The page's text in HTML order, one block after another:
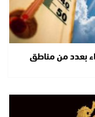
بعدد من مناطق